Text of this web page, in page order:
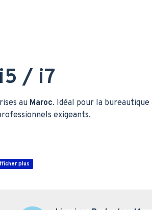
/ i7
au Maroc. Idéal pour la
exigeants.